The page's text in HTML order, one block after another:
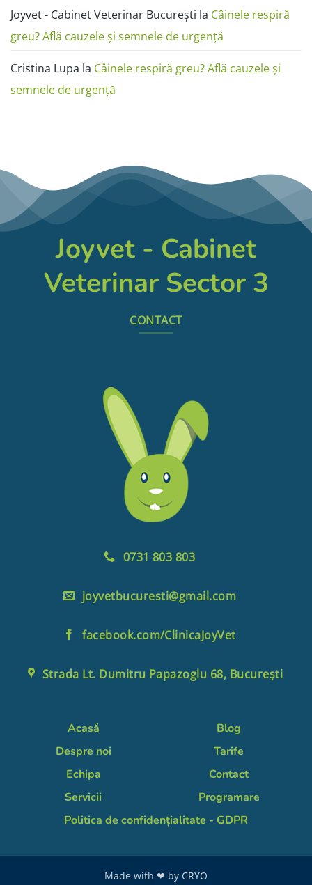
Joyvet - Cabinet Veterinar București la Câinele respiră
greu? Află cauzele și semnele de urgență
Cristina Lupa la Câinele respiră greu? Află cauzele și
semnele de urgență
Joyvet - Cabinet
Veterinar Sector 3
CONTACT
0731 803 803
joyvetbucuresti@gmail.com
facebook.com/ClinicaJoyVet
Strada Lt. Dumitru Papazoglu 68, București
Acasă
Despre noi
Echipa
Servicii
Blog
Tarife
Contact
Programare
Politica de confidențialitate - GDPR
Made with ❤ by CRYO